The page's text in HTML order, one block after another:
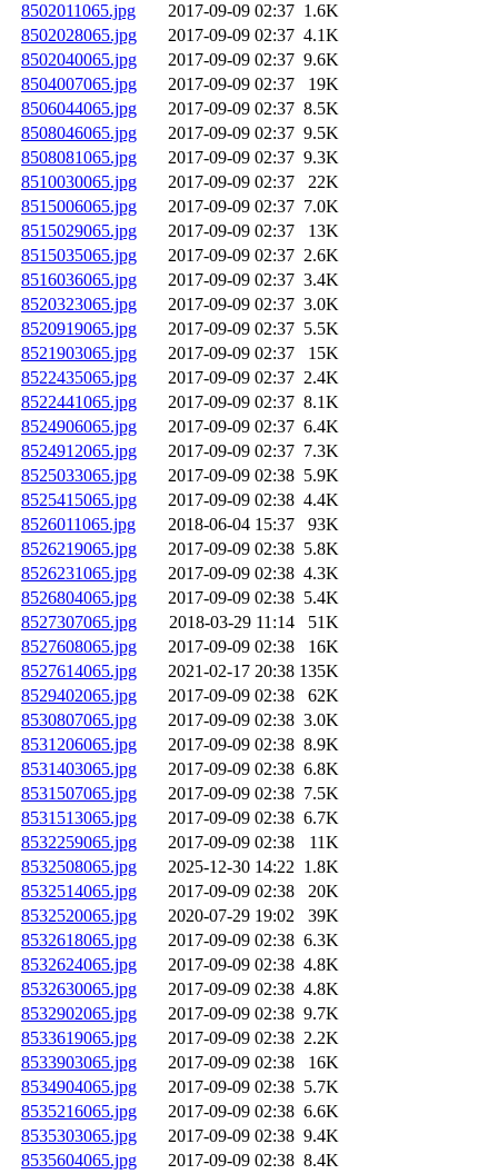
8502011065.jpg
2017-09-09 02:37 1.6K
8502028065.jpg
2017-09-09 02:37 4.1K
8502040065.jpg
2017-09-09 02:37 9.6K
8504007065.jpg
2017-09-09 02:37
19K
8506044065.jpg
2017-09-09 02:37 8.5K
8508046065.jpg
2017-09-09 02:37 9.5K
8508081065.jpg
2017-09-09 02:37 9.3K
8510030065.jpg
2017-09-09 02:37
22K
8515006065.jpg
2017-09-09 02:37 7.0K
8515029065.jpg
2017-09-09 02:37
13K
8515035065.jpg
2017-09-09 02:37 2.6K
8516036065.jpg
2017-09-09 02:37 3.4K
8520323065.jpg
2017-09-09 02:37 3.0K
8520919065.jpg
2017-09-09 02:37 5.5K
8521903065.jpg
2017-09-09 02:37
15K
8522435065.jpg
2017-09-09 02:37 2.4K
8522441065.jpg
2017-09-09 02:37 8.1K
8524906065.jpg
2017-09-09 02:37 6.4K
8524912065.jpg
2017-09-09 02:37 7.3K
8525033065.jpg
2017-09-09 02:38 5.9K
8525415065.jpg
2017-09-09 02:38 4.4K
8526011065.jpg
2018-06-04 15:37
93K
8526219065.jpg
2017-09-09 02:38 5.8K
8526231065.jpg
2017-09-09 02:38 4.3K
8526804065.jpg
2017-09-09 02:38 5.4K
8527307065.jpg
2018-03-29 11:14
51K
8527608065.jpg
2017-09-09 02:38
16K
8527614065.jpg
2021-02-17 20:38 135K
8529402065.jpg
2017-09-09 02:38
62K
8530807065.jpg
2017-09-09 02:38 3.0K
8531206065.jpg
2017-09-09 02:38 8.9K
8531403065.jpg
2017-09-09 02:38 6.8K
8531507065.jpg
2017-09-09 02:38 7.5K
8531513065.jpg
2017-09-09 02:38 6.7K
8532259065.jpg
2017-09-09 02:38
11K
8532508065.jpg
2025-12-30 14:22 1.8K
8532514065.jpg
2017-09-09 02:38
20K
8532520065.jpg
2020-07-29 19:02
39K
8532618065.jpg
2017-09-09 02:38 6.3K
8532624065.jpg
2017-09-09 02:38 4.8K
8532630065.jpg
2017-09-09 02:38 4.8K
8532902065.jpg
2017-09-09 02:38 9.7K
8533619065.jpg
2017-09-09 02:38 2.2K
8533903065.jpg
2017-09-09 02:38
16K
8534904065.jpg
2017-09-09 02:38 5.7K
8535216065.jpg
2017-09-09 02:38 6.6K
8535303065.jpg
2017-09-09 02:38 9.4K
8535604065.jpg
2017-09-09 02:38 8.4K